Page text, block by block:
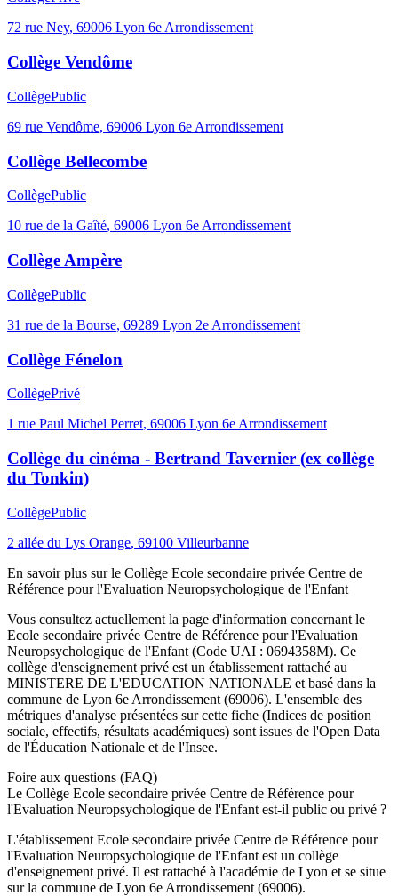
72 rue Ney, 69006 Lyon 6e Arrondissement
Collège Vendôme
CollègePublic
69 rue Vendôme, 69006 Lyon 6e Arrondissement
Collège Bellecombe
CollègePublic
10 rue de la Gaîté, 69006 Lyon 6e Arrondissement
Collège Ampère
CollègePublic
31 rue de la Bourse, 69289 Lyon 2e Arrondissement
Collège Fénelon
CollègePrivé
1 rue Paul Michel Perret, 69006 Lyon 6e Arrondissement
Collège du cinéma - Bertrand Tavernier (ex collège
du Tonkin)
CollègePublic
2 allée du Lys Orange, 69100 Villeurbanne
En savoir plus sur le Collège Ecole secondaire privée Centre de
Référence pour l'Evaluation Neuropsychologique de l'Enfant
Vous consultez actuellement la page d'information concernant le
Ecole secondaire privée Centre de Référence pour l'Evaluation
Neuropsychologique de l'Enfant (Code UAI : 0694358M). Ce
collège d'enseignement privé est un établissement rattaché au
MINISTERE DE L'EDUCATION NATIONALE et basé dans la
commune de Lyon 6e Arrondissement (69006). L'ensemble des
métriques d'analyse présentées sur cette fiche (Indices de position
sociale, effectifs, résultats académiques) sont issues de l'Open Data
de l'Éducation Nationale et de l'Insee.
Foire aux questions (FAQ)
Le Collège Ecole secondaire privée Centre de Référence pour
l'Evaluation Neuropsychologique de l'Enfant est-il public ou privé ?
L'établissement Ecole secondaire privée Centre de Référence pour
l'Evaluation Neuropsychologique de l'Enfant est un collège
d'enseignement privé. Il est rattaché à l'académie de Lyon et se situe
sur la commune de Lyon 6e Arrondissement (69006).